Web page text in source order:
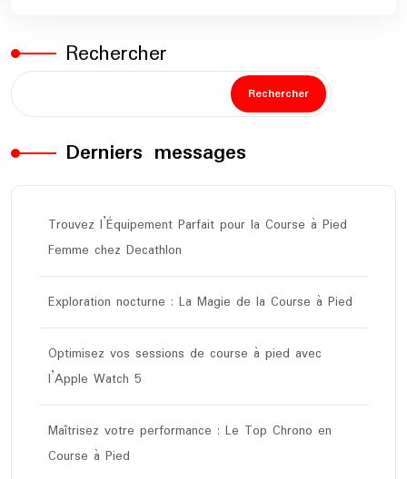
Rechercher
Rechercher
Derniers messages
Trouvez l’Équipement Parfait pour la Course à Pied
Femme chez Decathlon
Exploration nocturne : La Magie de la Course à Pied
Optimisez vos sessions de course à pied avec
l’Apple Watch 5
Maîtrisez votre performance : Le Top Chrono en
Course à Pied